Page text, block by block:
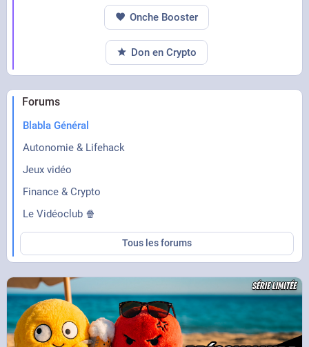
Forums
Blabla Général
Autonomie & Lifehack
Jeux vidéo
Finance & Crypto
Le Vidéoclub 🍿
Tous les forums
Onche Booster
Don en Crypto